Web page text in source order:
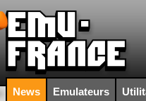
News Emulateurs